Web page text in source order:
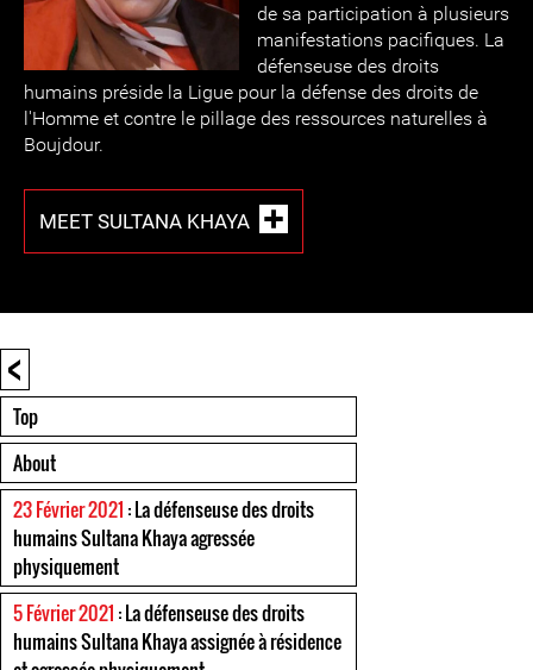
de sa participation à plusieurs
manifestations pacifiques. La
défenseuse des droits
humains préside la Ligue pour la défense des droits de
l'Homme et contre le pillage des ressources naturelles à
Boujdour.
MEET SULTANA KHAYA
<
Top
About
23 Février 2021 : La défenseuse des droits
humains Sultana Khaya agressée
physiquement
5 Février 2021 : La défenseuse des droits
humains Sultana Khaya assignée à résidence